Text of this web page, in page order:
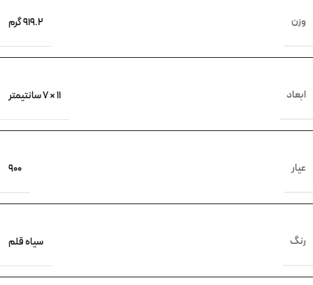
وزن 919.2 گرم
ابعاد 11 × 7 سانتیمتر
عیار 900
رنگ سیاه قلم